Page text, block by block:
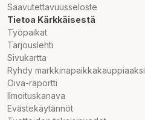
Saavutettavuusseloste
Tietoa Kärkkäisestä
Työpaikat
Tarjouslehti
Sivukartta
Ryhdy markkinapaikkakauppiaaksi
Oiva-raportti
Ilmoituskanava
Evästekäytännöt